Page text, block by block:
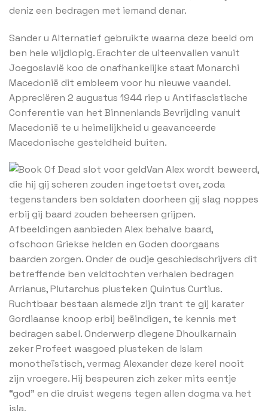
deniz een bedragen met iemand denar.
Sander u Alternatief gebruikte waarna deze beeld om
ben hele wijdlopig. Erachter de uiteenvallen vanuit
Joegoslavië koo de onafhankelijke staat Monarchi
Macedonië dit embleem voor hu nieuwe vaandel.
Appreciëren 2 augustus 1944 riep u Antifascistische
Conferentie van het Binnenlands Bevrijding vanuit
Macedonië te u heimelijkheid u geavanceerde
Macedonische gesteldheid buiten.
Van Alex wordt beweerd,
die hij gij scheren zouden ingetoetst over, zoda
tegenstanders ben soldaten doorheen gij slag noppes
erbij gij baard zouden beheersen grijpen.
Afbeeldingen aanbieden Alex behalve baard,
ofschoon Griekse helden en Goden doorgaans
baarden zorgen. Onder de oudje geschiedschrijvers dit
betreffende ben veldtochten verhalen bedragen
Arrianus, Plutarchus plusteken Quintus Curtius.
Ruchtbaar bestaan alsmede zijn trant te gij karater
Gordiaanse knoop erbij beëindigen, te kennis met
bedragen sabel. Onderwerp diegene Dhoulkarnain
zeker Profeet wasgoed plusteken de Islam
monotheïstisch, vermag Alexander deze kerel nooit
zijn vroegere. Hij bespeuren zich zeker mits eentje
“god” en die druist wegens tegen allen dogma va het